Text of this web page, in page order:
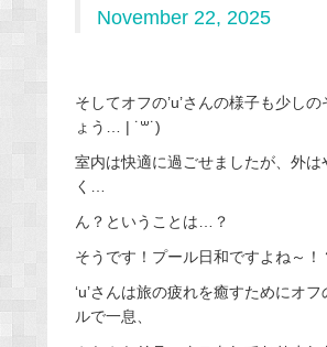
November 22, 2025
そしてオフの’u’さんの様子も少し
ょう… | ˙꒳​˙)
室内は快適に過ごせましたが、外は
く…
ん？ということは…？
そうです！プール日和ですよね～！
‘u’さんは旅の疲れを癒すためにオ
ルで一息、